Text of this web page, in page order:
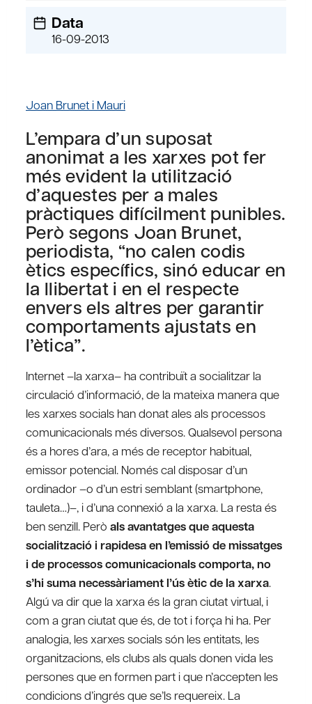
Data
16-09-2013
Joan Brunet i Mauri
L’empara d’un suposat
anonimat a les xarxes pot fer
més evident la utilització
d’aquestes per a males
pràctiques difícilment punibles.
Però segons Joan Brunet,
periodista, “no calen codis
ètics específics, sinó educar en
la llibertat i en el respecte
envers els altres per garantir
comportaments ajustats en
l’ètica”.
Internet –la xarxa– ha contribuït a socialitzar la
circulació d’informació, de la mateixa manera que
les xarxes socials han donat ales als processos
comunicacionals més diversos. Qualsevol persona
és a hores d’ara, a més de receptor habitual,
emissor potencial. Només cal disposar d’un
ordinador –o d’un estri semblant (smartphone,
tauleta…)–, i d’una connexió a la xarxa. La resta és
ben senzill. Però als avantatges que aquesta
socialització i rapidesa en l’emissió de missatges
i de processos comunicacionals comporta, no
s’hi suma necessàriament l’ús ètic de la xarxa.
Algú va dir que la xarxa és la gran ciutat virtual, i
com a gran ciutat que és, de tot i força hi ha. Per
analogia, les xarxes socials són les entitats, les
organitzacions, els clubs als quals donen vida les
persones que en formen part i que n’accepten les
condicions d’ingrés que se’ls requereix. La